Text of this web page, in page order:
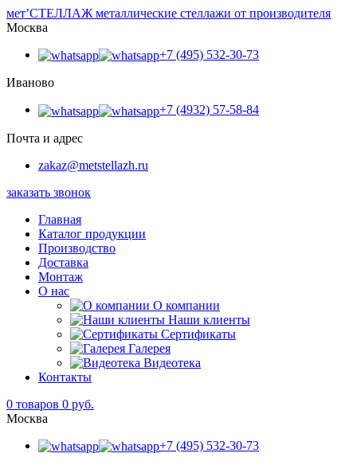
мет’СТЕЛЛАЖ металлические стеллажи от производителя
Москва
+7 (495) 532-30-73
Иваново
+7 (4932) 57-58-84
Почта и адрес
zakaz@metstellazh.ru
заказать звонок
Главная
Каталог продукции
Производство
Доставка
Монтаж
О нас
О компании
Наши клиенты
Сертификаты
Галерея
Видеотека
Контакты
0 товаров 0 руб.
Москва
+7 (495) 532-30-73